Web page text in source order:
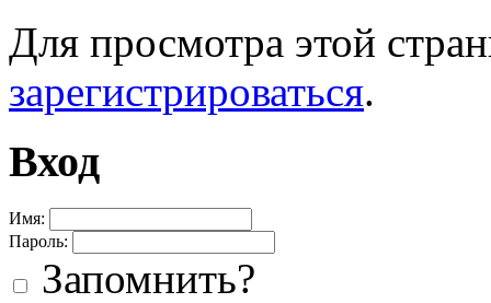
Для просмотра этой
зарегистрироваться.
Вход
Имя:
Пароль:
Запомнить?